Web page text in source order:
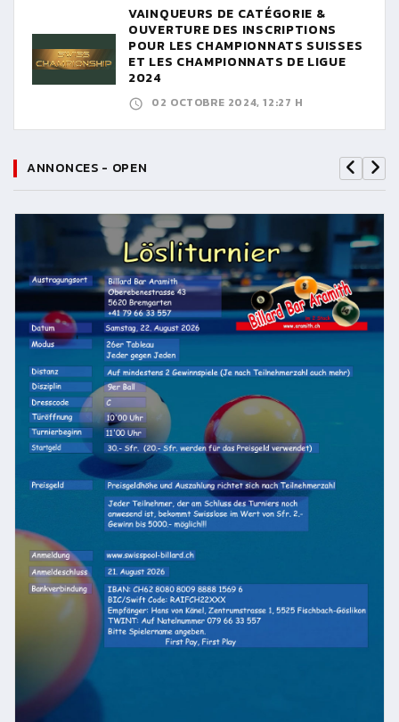
VAINQUEURS DE CATÉGORIE &
OUVERTURE DES INSCRIPTIONS
POUR LES CHAMPIONNATS SUISSES
ET LES CHAMPIONNATS DE LIGUE
2024
02 OCTOBRE 2024, 12:27 H
ANNONCES - OPEN